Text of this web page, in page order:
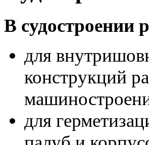
В судостроении
для
конструкций
для